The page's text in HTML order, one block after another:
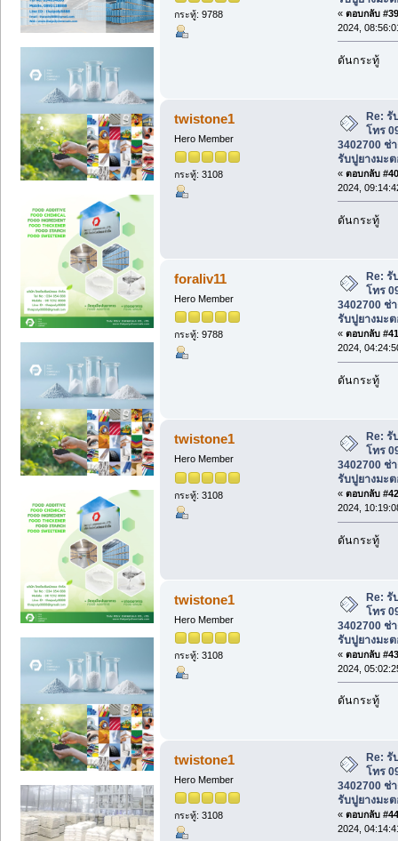
กระทู้: 9788 « ตอบกลับ
2024,
ดันกระทู้
twistone1
Hero Member
กระทู้: 3108
Re: รั
โทร
3402700 ช่
รับปูยางมะต
« ตอบกลับ
2024,
ดันกระทู้
foraliv11
Hero Member
กระทู้: 9788
Re: รั
โทร
3402700 ช่
รับปูยางมะต
« ตอบกลับ
2024,
ดันกระทู้
twistone1
Hero Member
กระทู้: 3108
Re: รั
โทร
3402700 ช่
รับปูยางมะต
« ตอบกลับ
2024,
ดันกระทู้
twistone1
Hero Member
กระทู้: 3108
Re: รั
โทร
3402700 ช่
รับปูยางมะต
« ตอบกลับ
2024,
ดันกระทู้
twistone1
Hero Member
กระทู้: 3108
Re: รั
โทร
3402700 ช่
รับปูยางมะต
« ตอบกลับ
2024,